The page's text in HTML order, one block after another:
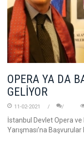
OPERA YA DA
GELİYOR
11-02-2021
İstanbul Devlet Opera ve
Yarışması’na Başvurular